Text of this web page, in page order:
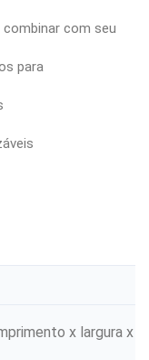
com seu
para
x largura x